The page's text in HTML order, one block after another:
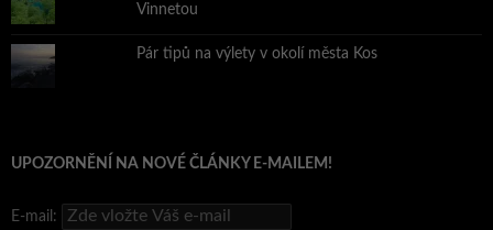
Vinnetou
Pár tipů na výlety v okolí města Kos
UPOZORNĚNÍ NA NOVÉ ČLÁNKY E-MAILEM!
E-mail: